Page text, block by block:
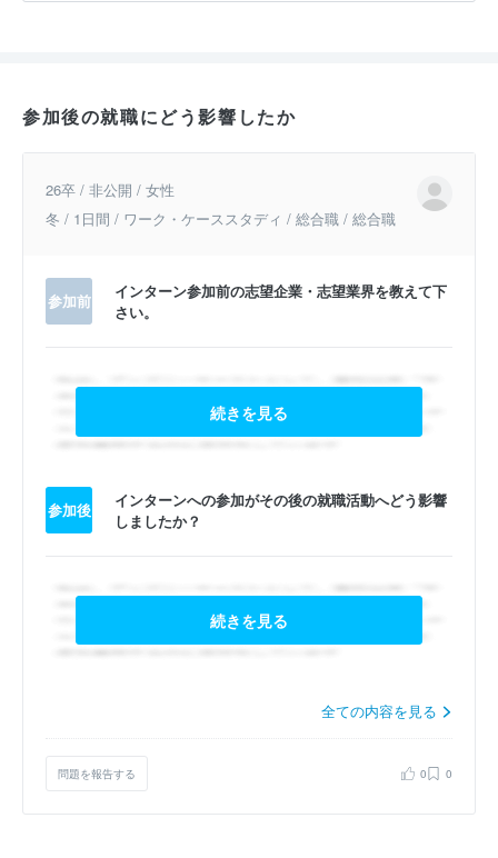
参加後の就職にどう影響したか
26卒 / 非公開 / 女性
冬 / 1日間 / ワーク・ケーススタディ / 総合職 / 総合職
参加前
インターン参加前の志望企業・志望業界を教えて下
さい。
続きを見る
参加後
インターンへの参加がその後の就職活動へどう影響
しましたか？
続きを見る
全ての内容を見る
問題を報告する 0 0